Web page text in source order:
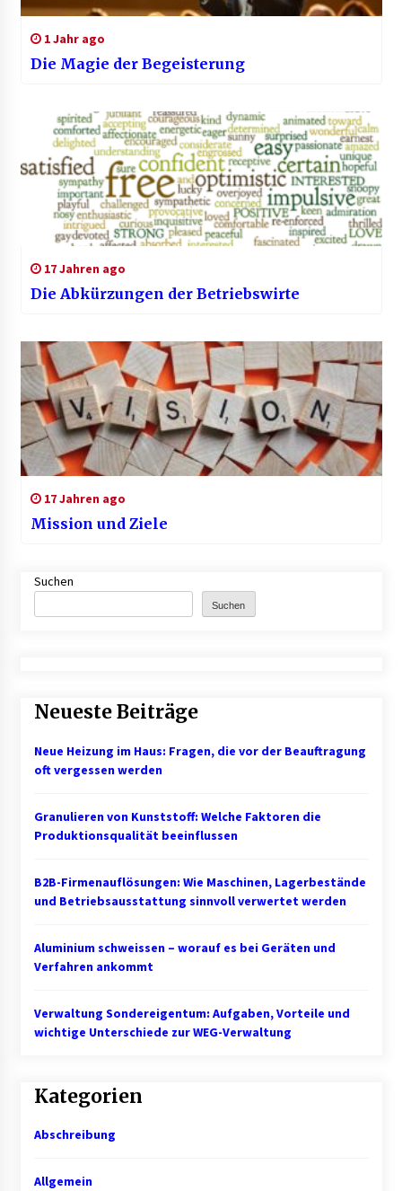
1 Jahr ago
Die Magie der Begeisterung
17 Jahren ago
Die Abkürzungen der Betriebswirte
17 Jahren ago
Mission und Ziele
Suchen
Suchen
Neueste Beiträge
Neue Heizung im Haus: Fragen, die vor der Beauftragung
oft vergessen werden
Granulieren von Kunststoff: Welche Faktoren die
Produktionsqualität beeinflussen
B2B-Firmenauflösungen: Wie Maschinen, Lagerbestände
und Betriebsausstattung sinnvoll verwertet werden
Aluminium schweissen – worauf es bei Geräten und
Verfahren ankommt
Verwaltung Sondereigentum: Aufgaben, Vorteile und
wichtige Unterschiede zur WEG-Verwaltung
Kategorien
Abschreibung
Allgemein